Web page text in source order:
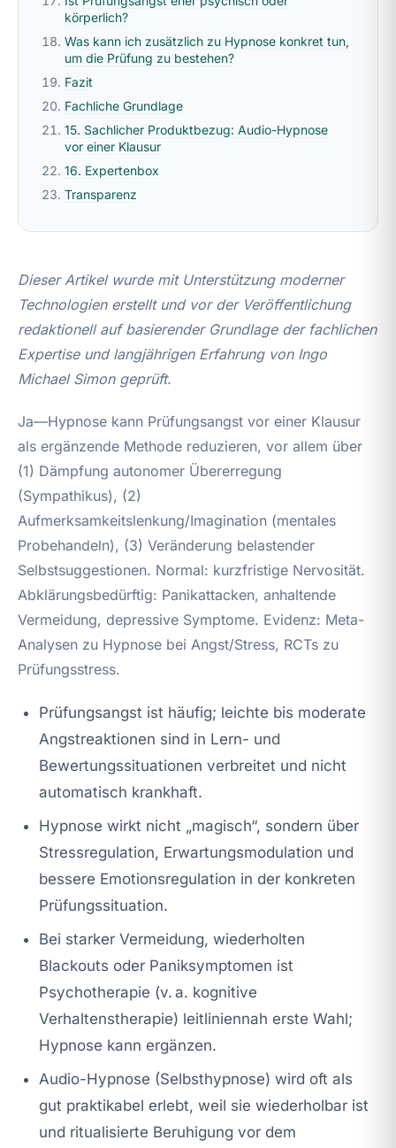
körperlich?
Was kann ich zusätzlich zu Hypnose konkret tun,
um die Prüfung zu bestehen?
Fazit
Fachliche Grundlage
15. Sachlicher Produktbezug: Audio-Hypnose
vor einer Klausur
16. Expertenbox
Transparenz
Dieser Artikel wurde mit Unterstützung moderner
Technologien erstellt und vor der Veröffentlichung
redaktionell auf basierender Grundlage der fachlichen
Expertise und langjährigen Erfahrung von Ingo
Michael Simon geprüft.
Ja—Hypnose kann Prüfungsangst vor einer Klausur
als ergänzende Methode reduzieren, vor allem über
(1) Dämpfung autonomer Übererregung
(Sympathikus), (2)
Aufmerksamkeitslenkung/Imagination (mentales
Probehandeln), (3) Veränderung belastender
Selbstsuggestionen. Normal: kurzfristige Nervosität.
Abklärungsbedürftig: Panikattacken, anhaltende
Vermeidung, depressive Symptome. Evidenz: Meta-
Analysen zu Hypnose bei Angst/Stress, RCTs zu
Prüfungsstress.
Prüfungsangst ist häufig; leichte bis moderate
Angstreaktionen sind in Lern- und
Bewertungssituationen verbreitet und nicht
automatisch krankhaft.
Hypnose wirkt nicht „magisch“, sondern über
Stressregulation, Erwartungsmodulation und
bessere Emotionsregulation in der konkreten
Prüfungssituation.
Bei starker Vermeidung, wiederholten
Blackouts oder Paniksymptomen ist
Psychotherapie (v. a. kognitive
Verhaltenstherapie) leitliniennah erste Wahl;
Hypnose kann ergänzen.
Audio-Hypnose (Selbsthypnose) wird oft als
gut praktikabel erlebt, weil sie wiederholbar ist
und ritualisierte Beruhigung vor dem